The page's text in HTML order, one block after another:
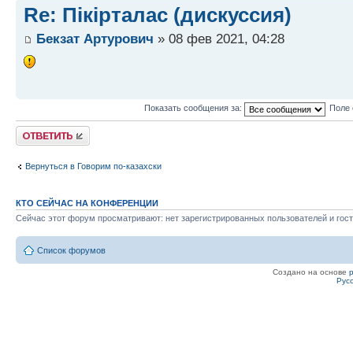
Re: Пікірталас (дискуссия)
Бекзат Артурович » 08 фев 2021, 04:28
Показать сообщения за: Поле
Ответить
Вернуться в Говорим по-казахски
КТО СЕЙЧАС НА КОНФЕРЕНЦИИ
Сейчас этот форум просматривают: нет зарегистрированных пользователей и
Список форумов
Создано на основе